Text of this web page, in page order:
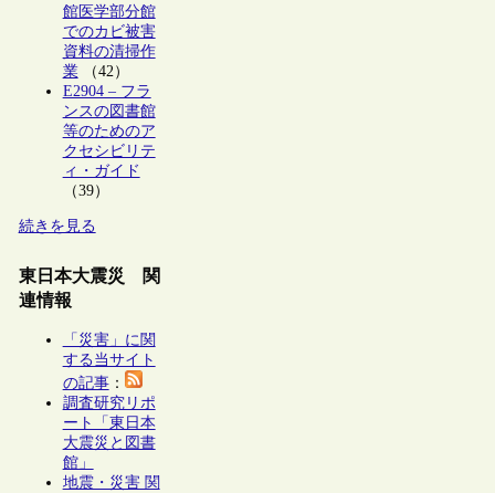
館医学部分館
でのカビ被害
資料の清掃作
業（42）
E2904 – フラ
ンスの図書館
等のためのア
クセシビリテ
ィ・ガイド
（39）
続きを見る
東日本大震災 関
連情報
「災害」に関
する当サイト
の記事：
調査研究リポ
ート「東日本
大震災と図書
館」
地震・災害 関